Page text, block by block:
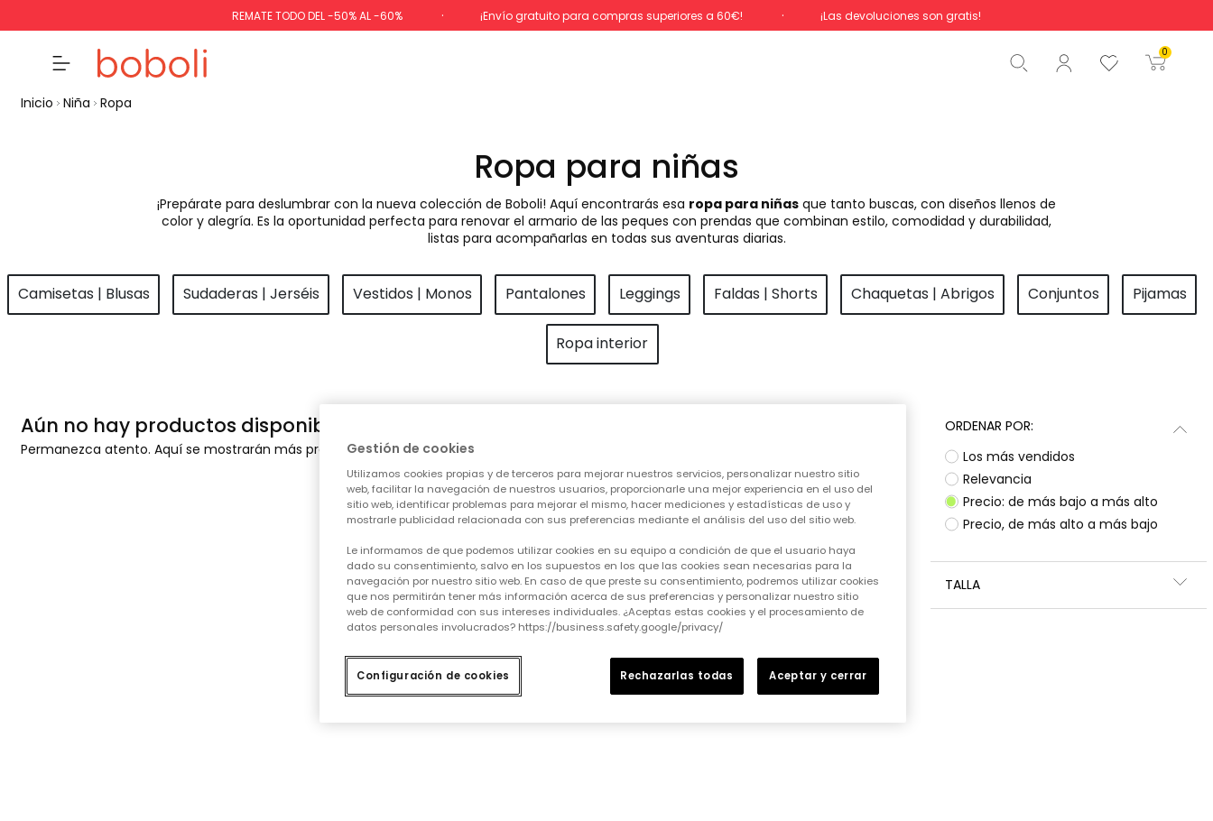
REMATE TODO DEL -50% AL -60% ¡Envío gratuito para compras superiores a 60€! ¡Las devoluciones son gratis!
0
Total 0,00 €
Comenzar pedido
Inicio Niña Ropa
Ropa para niñas
¡Prepárate para deslumbrar con la nueva colección de Boboli! Aquí encontrarás esa ropa para niñas que tanto buscas, con diseños llenos de
color y alegría. Es la oportunidad perfecta para renovar el armario de las peques con prendas que combinan estilo, comodidad y durabilidad,
listas para acompañarlas en todas sus aventuras diarias.
Camisetas | Blusas Sudaderas | Jerséis Vestidos | Monos Pantalones Leggings Faldas | Shorts Chaquetas | Abrigos Conjuntos Pijamas
Ropa interior
Aún no hay productos disponibles
Permanezca atento. Aquí se mostrarán más productos a medida que se vayan añadiendo.
ORDENAR POR:
Los más vendidos
Relevancia
Precio: de más bajo a más alto
Precio, de más alto a más bajo
TALLA
Gestión de cookies
Utilizamos cookies propias y de terceros para mejorar nuestros servicios, personalizar nuestro sitio
web, facilitar la navegación de nuestros usuarios, proporcionarle una mejor experiencia en el uso del
sitio web, identificar problemas para mejorar el mismo, hacer mediciones y estadísticas de uso y
mostrarle publicidad relacionada con sus preferencias mediante el análisis del uso del sitio web.
Le informamos de que podemos utilizar cookies en su equipo a condición de que el usuario haya
dado su consentimiento, salvo en los supuestos en los que las cookies sean necesarias para la
navegación por nuestro sitio web. En caso de que preste su consentimiento, podremos utilizar cookies
que nos permitirán tener más información acerca de sus preferencias y personalizar nuestro sitio
web de conformidad con sus intereses individuales. ¿Aceptas estas cookies y el procesamiento de
datos personales involucrados? https://business.safety.google/privacy/
Configuración de cookies Rechazarlas todas Aceptar y cerrar